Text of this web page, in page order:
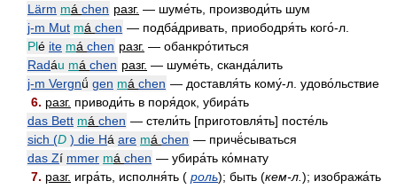
Lärm má chen разг. — шуме́ть, производи́ть шум
j-m Mut má chen — подба́дривать, приободря́ть кого́-л.
Plé ite má chen разг. — обанкро́титься
Radáu má chen разг. — шуме́ть, сканда́лить
j-m Vergnǘ gen má chen — доставля́ть кому́-л. удово́льствие
6. разг. приводи́ть в поря́док, убира́ть
das Bett má chen — стели́ть [приготовля́ть] посте́ль
sich (D ) die Há are má chen — причё́сываться
das Zí mmer má chen — убира́ть ко́мнату
7. разг. игра́ть, исполня́ть ( роль); быть (кем-л.); изобража́ть